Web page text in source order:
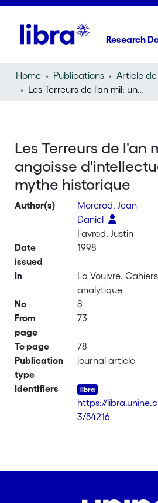
Research
Home Publications
Les Terreurs de l'an mil: une angoisse d'intellectuels devenue mythe historique
Les Terreurs de l'an
angoisse
mythe historique
Author(s)
Morerod, Jean-
Daniel
Favrod, Justin
Date
issued
1998
In
La Vouivre.
analytique
No
8
From
page
73
To page
78
Publication
type
journal article
Identifiers
https://
3/54216